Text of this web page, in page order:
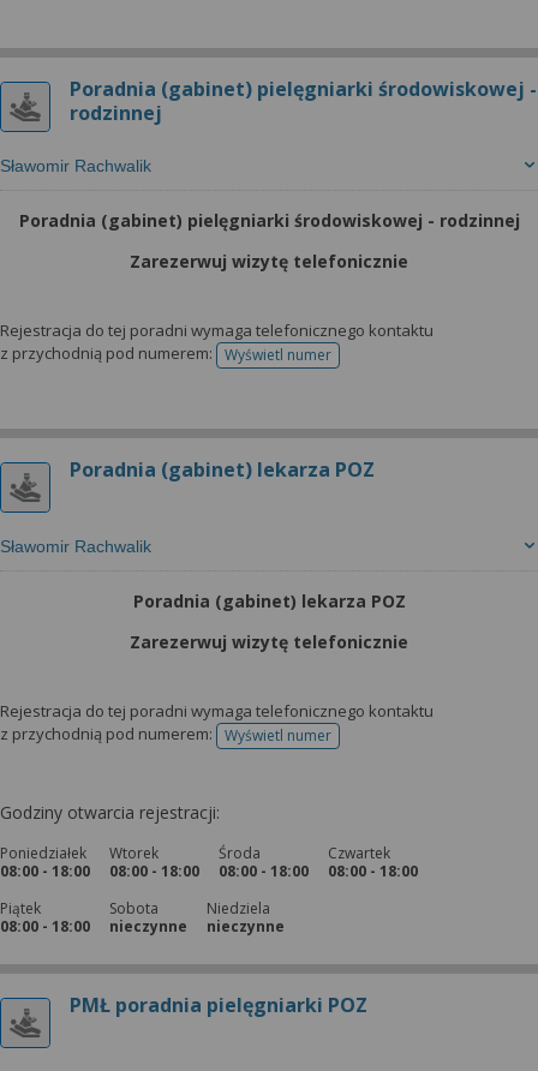
Poradnia (gabinet) pielęgniarki środowiskowej -
rodzinnej
Sławomir Rachwalik
Poradnia (gabinet) pielęgniarki środowiskowej - rodzinnej
Zarezerwuj wizytę telefonicznie
Rejestracja do tej poradni wymaga telefonicznego kontaktu
z przychodnią pod numerem:
Wyświetl numertelefonu do rejestracji
Poradnia (gabinet) lekarza POZ
Sławomir Rachwalik
Poradnia (gabinet) lekarza POZ
Zarezerwuj wizytę telefonicznie
Rejestracja do tej poradni wymaga telefonicznego kontaktu
z przychodnią pod numerem:
Wyświetl numertelefonu do rejestracji
Godziny otwarcia rejestracji:
Poniedziałek
08:00 - 18:00
Wtorek
08:00 - 18:00
Środa
08:00 - 18:00
Czwartek
08:00 - 18:00
Piątek
08:00 - 18:00
Sobota
nieczynne
Niedziela
nieczynne
PMŁ poradnia pielęgniarki POZ